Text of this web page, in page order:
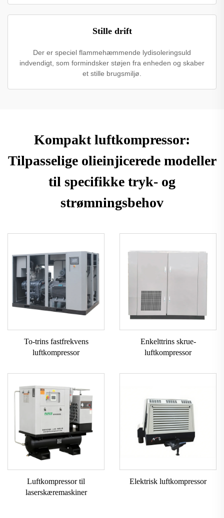
Stille drift
Der er speciel flammehæmmende lydisoleringsuld
indvendigt, som formindsker støjen fra enheden og skaber
et stille brugsmiljø.
Kompakt luftkompressor:
Tilpasselige olieinjicerede modeller
til specifikke tryk- og
strømningsbehov
To-trins fastfrekvens
luftkompressor
Enkelttrins skrue-
luftkompressor
Luftkompressor til
laserskæremaskiner
Elektrisk luftkompressor